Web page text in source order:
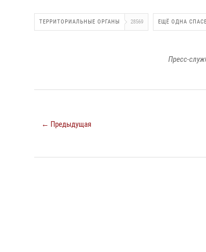
ТЕРРИТОРИАЛЬНЫЕ ОРГАНЫ 28569 ЕЩЁ ОДНА
Пресс-
← Предыдущая